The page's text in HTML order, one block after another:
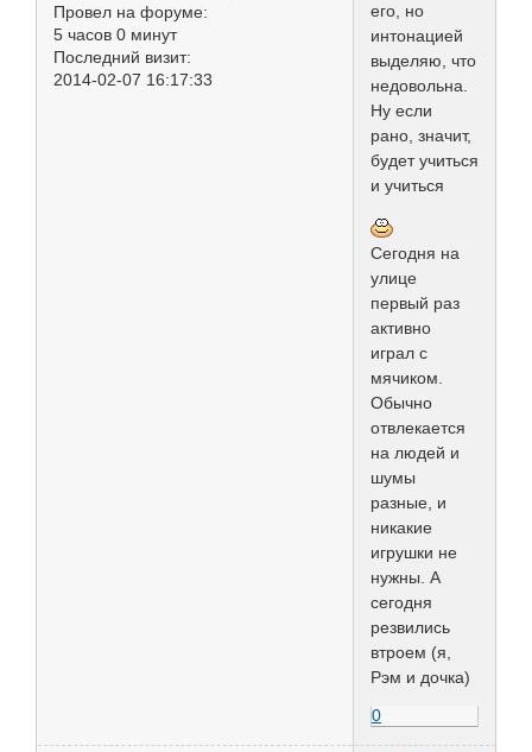
Провел на форуме:
5 часов 0 минут
Последний визит:
2014-02-07 16:17:33
его, но
интонацией
выделяю, что
недовольна.
Ну если
рано, значит,
будет учиться
и учиться
Сегодня на
улице
первый раз
активно
играл с
мячиком.
Обычно
отвлекается
на людей и
шумы
разные, и
никакие
игрушки не
нужны. А
сегодня
резвились
втроем (я,
Рэм и дочка)
0